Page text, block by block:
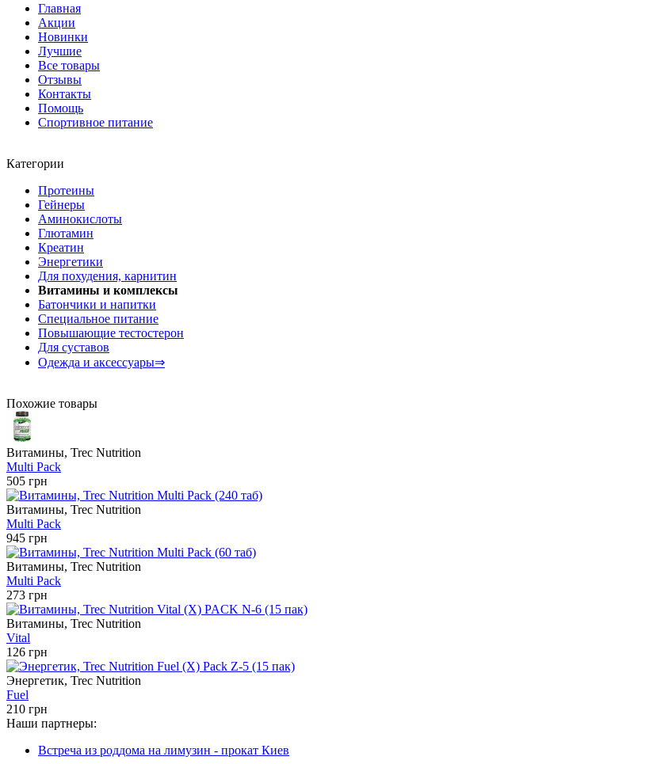
Главная
Акции
Новинки
Лучшие
Все товары
Отзывы
Контакты
Помощь
Спортивное питание
Категории
Протеины
Гейнеры
Аминокислоты
Глютамин
Креатин
Энергетики
Для похудения, карнитин
Витамины и комплексы
Батончики и напитки
Специальное питание
Повышающие тестостерон
Для суставов
Одежда и аксессуары⇒
Похожие товары
Витамины, Trec Nutrition
Multi Pack
505 грн
Витамины, Trec Nutrition
Multi Pack
945 грн
Витамины, Trec Nutrition
Multi Pack
273 грн
Витамины, Trec Nutrition
Vital
126 грн
Энергетик, Trec Nutrition
Fuel
210 грн
Наши партнеры:
Встреча из роддома на лимузин - прокат Киев